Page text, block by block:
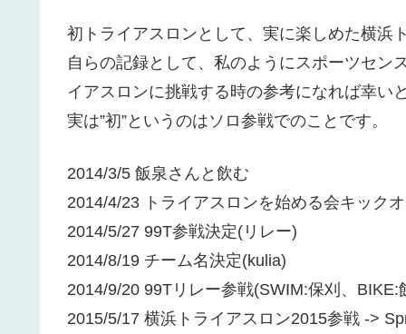
初トライアスロンとして、実に楽しめた横浜
自らの記録として、私のようにスポーツセン
イアスロンに挑戦する時の参考になれば幸い
実は”初”というのはソロ参戦でのことです。
2014/3/5 飯泉さんと飲む
2014/4/23 トライアスロンを始める会キック
2014/5/27 99T参戦決定(リレー)
2014/8/19 チーム名決定(kulia)
2014/9/20 99Tリレー参戦(SWIM:保刈、
2015/5/17 横浜トライアスロン2015参戦 ->